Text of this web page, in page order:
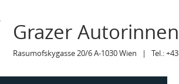
Grazer
Rasumofskygasse 20/6 A-1030 Wien | Tel.: